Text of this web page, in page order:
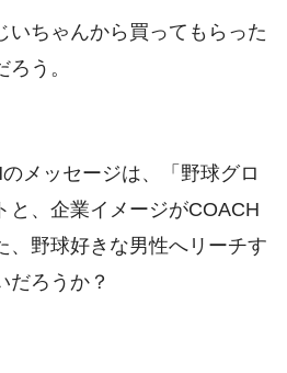
いちゃんから買ってもらった
う。
メッセージは、「野球グロ
と、企業イメージがCOACH
、野球好きな男性へリーチす
だろうか？